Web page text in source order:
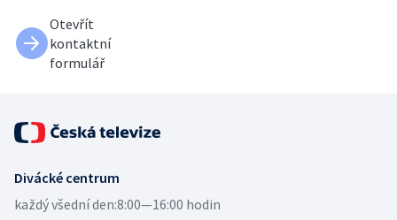
Otevřít
kontaktní
formulář
Divácké centrum
každý všední den:8:00—16:00 hodin